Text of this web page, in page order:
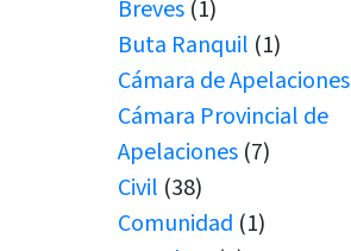
Breves (1)
Buta Ranquil (1)
Cámara de Apelaciones
Cámara Provincial de
Apelaciones (7)
Civil (38)
Comunidad (1)